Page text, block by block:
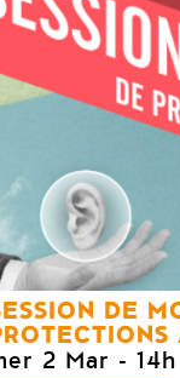
DE
2 Mar -